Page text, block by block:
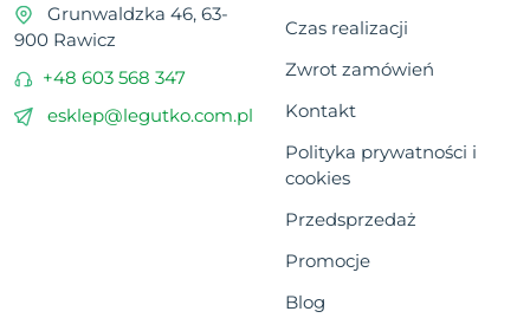
Grunwaldzka 46, 63-
900 Rawicz
+48 603 568 347
esklep@legutko.com.pl
Czas realizacji
Zwrot zamówień
Kontakt
Polityka prywatności i
cookies
Przedsprzedaż
Promocje
Blog